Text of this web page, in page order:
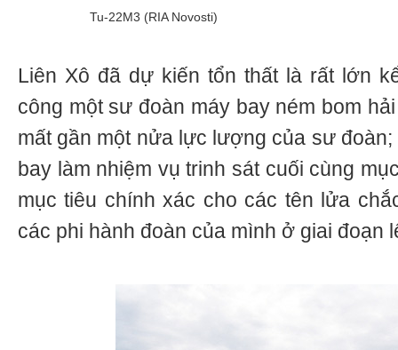
Tu-22М3 (RIA Novosti)
Liên Xô đã dự kiến tổn thất là rất lớn
công một sư đoàn máy bay ném bom
mất gần một nửa lực lượng của sư
bay làm nhiệm vụ trinh sát cuối cùng
mục tiêu chính xác cho các tên lửa
các phi hành đoàn của mình ở giai đoạn